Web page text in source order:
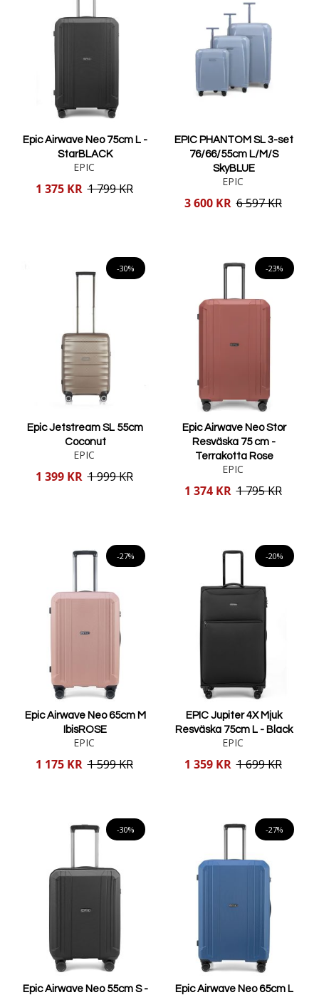
Epic Airwave Neo 75cm L -
StarBLACK
EPIC
Reducerat
1 375 KR 1 799 KR
EPIC PHANTOM SL 3-set
76/66/55cm L/M/S
SkyBLUE
EPIC
Reducerat
3 600 KR 6 597 KR
-30%
Epic Jetstream SL 55cm
Coconut
EPIC
Reducerat
1 399 KR 1 999 KR
-23%
Epic Airwave Neo Stor
Resväska 75 cm -
Terrakotta Rose
EPIC
Reducerat
1 374 KR 1 795 KR
-27%
Epic Airwave Neo 65cm M
IbisROSE
EPIC
Reducerat
1 175 KR 1 599 KR
-20%
EPIC Jupiter 4X Mjuk
Resväska 75cm L - Black
EPIC
Reducerat
1 359 KR 1 699 KR
-30%
Epic Airwave Neo 55cm S -
-27%
Epic Airwave Neo 65cm L